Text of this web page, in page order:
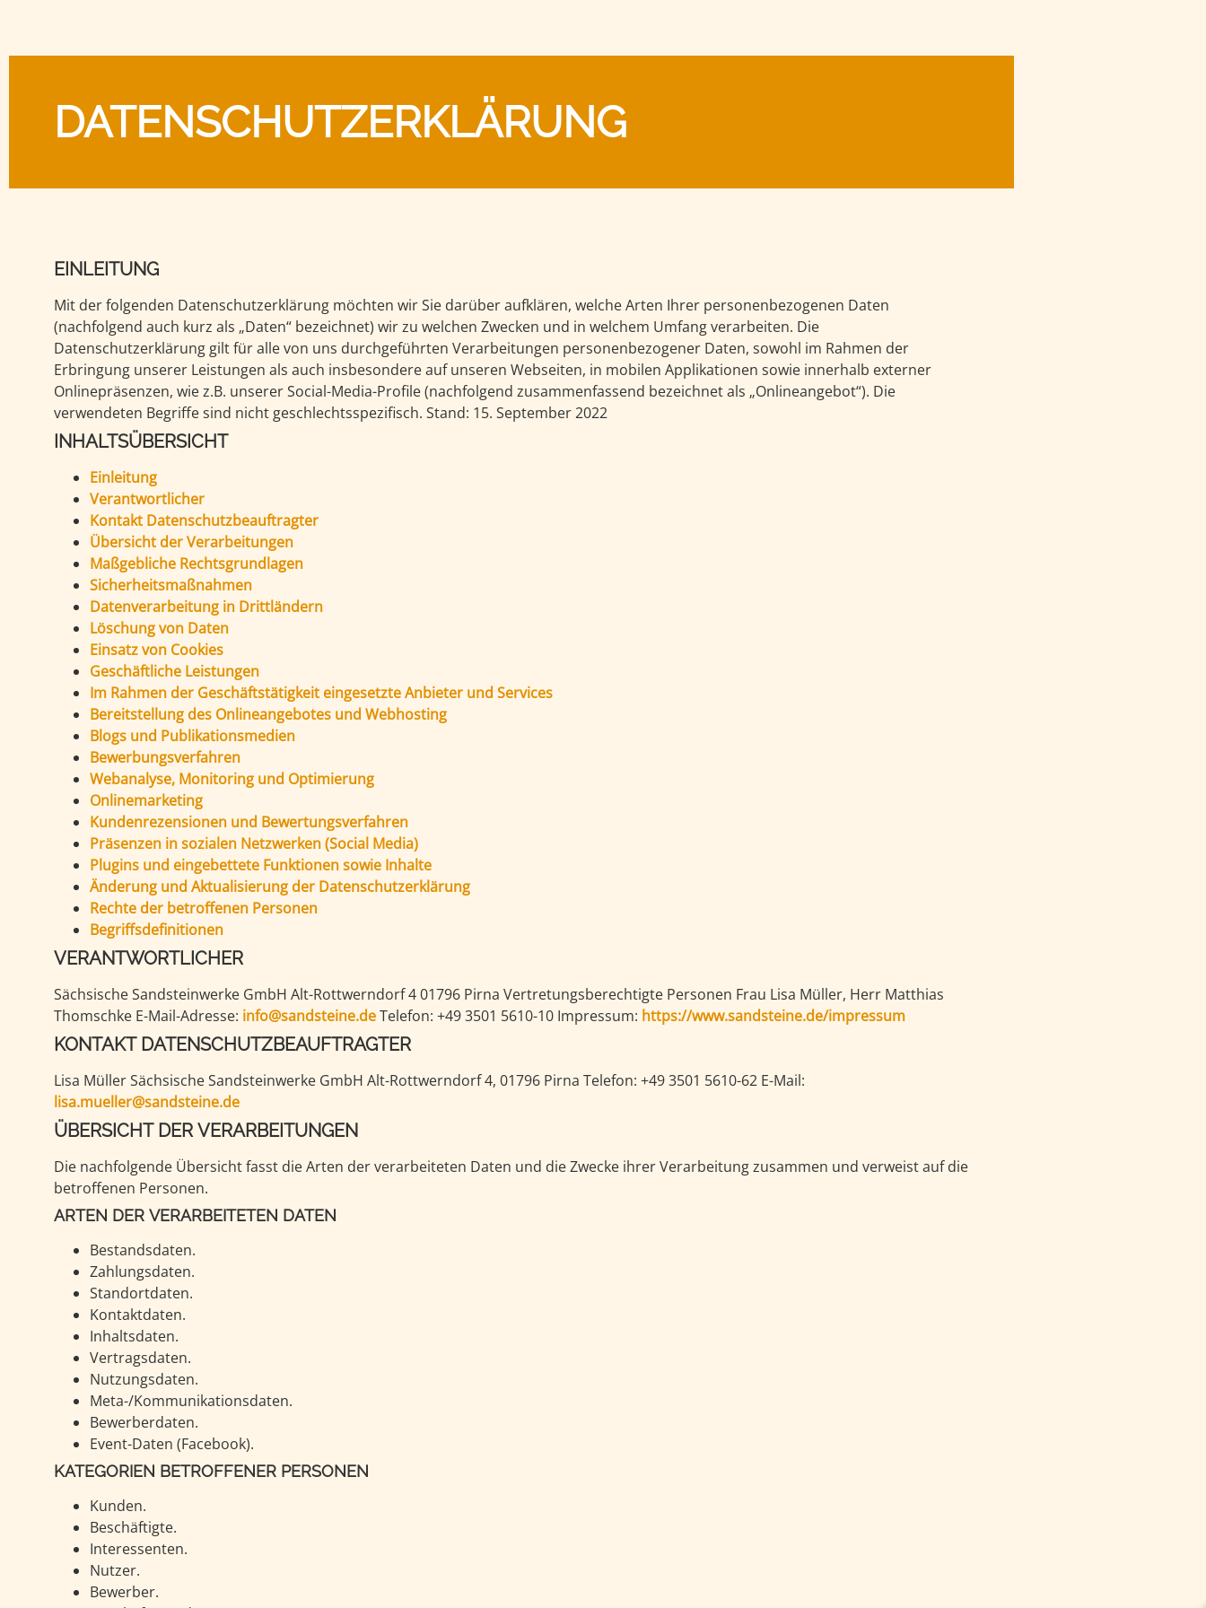
Kunst- &
Gebrauchsgegenstände
SANDSTEIN ‑Bh‑
POSTAER SANDSTEIN ‑mgE‑
DATEN­SCHUTZ­ERKLÄRUNG
EINLEITUNG
Mit der folgenden Datenschutzerklärung möchten wir Sie darüber aufklären, welche Arten Ihrer personenbezogenen Daten
(nachfolgend auch kurz als „Daten“ bezeichnet) wir zu welchen Zwecken und in welchem Umfang verarbeiten. Die
Datenschutzerklärung gilt für alle von uns durchgeführten Verarbeitungen personenbezogener Daten, sowohl im Rahmen der
Erbringung unserer Leistungen als auch insbesondere auf unseren Webseiten, in mobilen Applikationen sowie innerhalb externer
Onlinepräsenzen, wie z.B. unserer Social-Media-Profile (nachfolgend zusammenfassend bezeichnet als „Onlineangebot“). Die
verwendeten Begriffe sind nicht geschlechtsspezifisch. Stand: 15. September 2022
INHALTSÜBERSICHT
Einleitung
Verantwortlicher
Kontakt Datenschutzbeauftragter
Übersicht der Verarbeitungen
Maßgebliche Rechtsgrundlagen
Sicherheitsmaßnahmen
Datenverarbeitung in Drittländern
Löschung von Daten
Einsatz von Cookies
Geschäftliche Leistungen
Im Rahmen der Geschäftstätigkeit eingesetzte Anbieter und Services
Bereitstellung des Onlineangebotes und Webhosting
Blogs und Publikationsmedien
Bewerbungsverfahren
Webanalyse, Monitoring und Optimierung
Onlinemarketing
Kundenrezensionen und Bewertungsverfahren
Präsenzen in sozialen Netzwerken (Social Media)
Plugins und eingebettete Funktionen sowie Inhalte
Änderung und Aktualisierung der Datenschutzerklärung
Rechte der betroffenen Personen
Begriffsdefinitionen
VERANTWORTLICHER
Sächsische Sandsteinwerke GmbH Alt-Rottwerndorf 4 01796 Pirna Vertretungsberechtigte Personen Frau Lisa Müller, Herr Matthias
Thomschke E-Mail-Adresse: info@sandsteine.de Telefon: +49 3501 5610-10 Impressum: https://www.sandsteine.de/impressum
KONTAKT DATENSCHUTZBEAUFTRAGTER
Lisa Müller Sächsische Sandsteinwerke GmbH Alt-Rottwerndorf 4, 01796 Pirna Telefon: +49 3501 5610-62 E-Mail:
lisa.mueller@sandsteine.de
ÜBERSICHT DER VERARBEITUNGEN
Die nachfolgende Übersicht fasst die Arten der verarbeiteten Daten und die Zwecke ihrer Verarbeitung zusammen und verweist auf die
betroffenen Personen.
ARTEN DER VERARBEITETEN DATEN
Bestandsdaten.
Zahlungsdaten.
Standortdaten.
Kontaktdaten.
Inhaltsdaten.
Vertragsdaten.
Nutzungsdaten.
Meta-/Kommunikationsdaten.
Bewerberdaten.
Event-Daten (Facebook).
KATEGORIEN BETROFFENER PERSONEN
Kunden.
Beschäftigte.
Interessenten.
Nutzer.
Bewerber.